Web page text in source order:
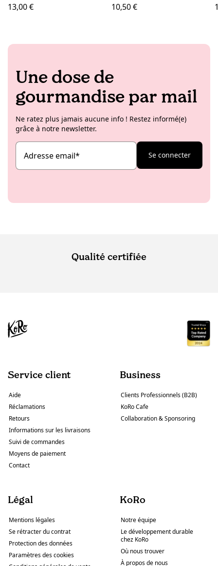
13,00 €
10,50 €
Une dose de
gourmandise par mail
Ne ratez plus jamais aucune info ! Restez informé(e)
grâce à notre newsletter.
Adresse email* Se connecter
Qualité certifiée
Service client
Aide
Réclamations
Retours
Informations sur les livraisons
Suivi de commandes
Moyens de paiement
Contact
Business
Clients Professionnels (B2B)
KoRo Cafe
Collaboration & Sponsoring
Légal
Mentions légales
Se rétracter du contrat
Protection des données
Paramètres des cookies
KoRo
Notre équipe
Le développement durable
chez KoRo
Où nous trouver
À propos de nous